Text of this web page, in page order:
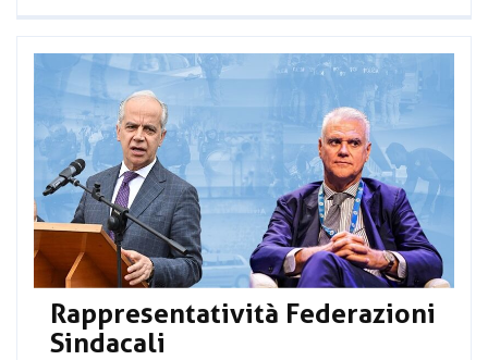
Rappresentatività Federazioni
Sindacali